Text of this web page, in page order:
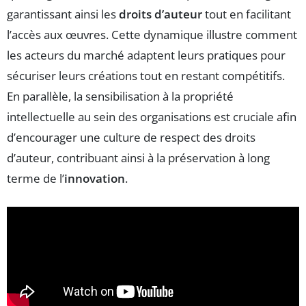
garantissant ainsi lesdroits d’auteurtout en facilitant
l’accès aux œuvres. Cette dynamique illustre comment
les acteurs du marché adaptent leurs pratiques pour
sécuriser leurs créations tout en restant compétitifs.
En parallèle, la sensibilisation à la propriété
intellectuelle au sein des organisations est cruciale afin
d’encourager une culture de respect des droits
d’auteur, contribuant ainsi à la préservation à long
terme de l’innovation.